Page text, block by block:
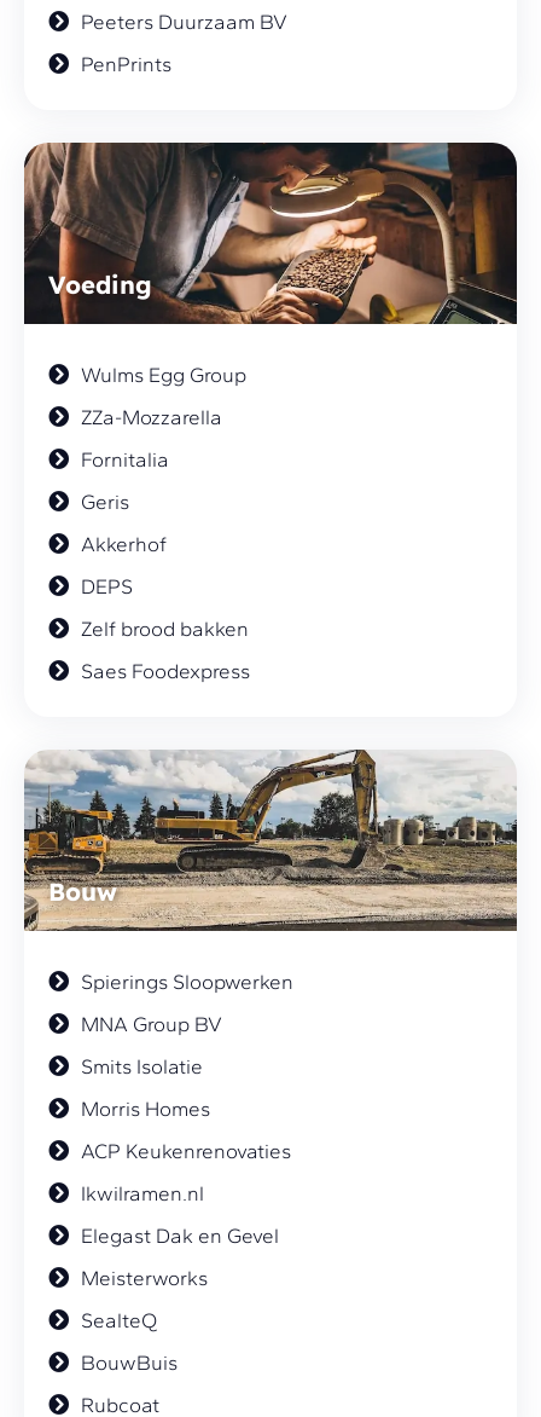
Peeters Duurzaam BV
PenPrints
Voeding
Wulms Egg Group
ZZa-Mozzarella
Fornitalia
Geris
Akkerhof
DEPS
Zelf brood bakken
Saes Foodexpress
Bouw
Spierings Sloopwerken
MNA Group BV
Smits Isolatie
Morris Homes
ACP Keukenrenovaties
Ikwilramen.nl
Elegast Dak en Gevel
Meisterworks
SealteQ
BouwBuis
Rubcoat